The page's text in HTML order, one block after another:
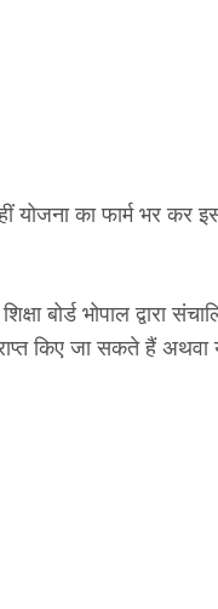
का फार्म भर कर
बोर्ड भोपाल द्वारा
किए जा सकते हैं